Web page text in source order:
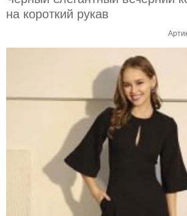
на короткий рукав